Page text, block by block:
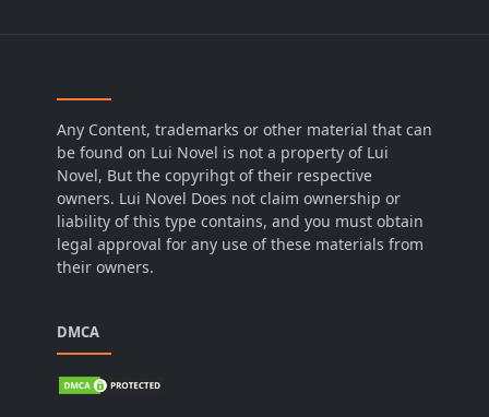
Any Content, trademarks or other material that can
be found on Lui Novel is not a property of Lui
Novel, But the copyrihgt of their respective
owners. Lui Novel Does not claim ownership or
liability of this type contains, and you must obtain
legal approval for any use of these materials from
their owners.
DMCA